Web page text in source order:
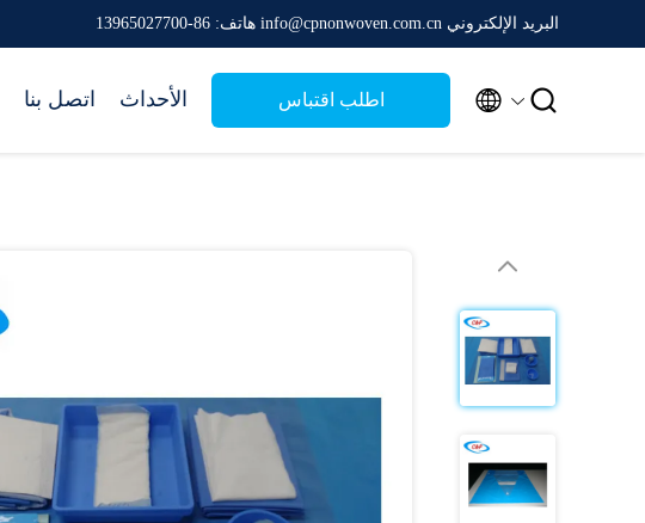
البريد الإلكتروني info@cpnonwoven.com.cn هاتف: 86-13965027700
اتصل بنا الأحداث اطلب اقتباس  